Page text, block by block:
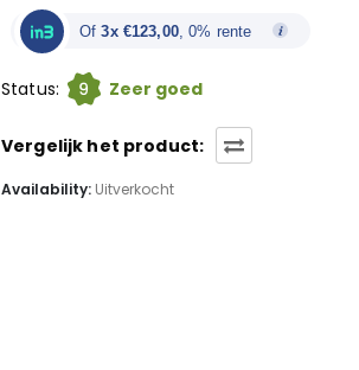
Of3x €123,00, 0% rente
Status: 9 Zeer goed
Vergelijk het product:
Availability: Uitverkocht